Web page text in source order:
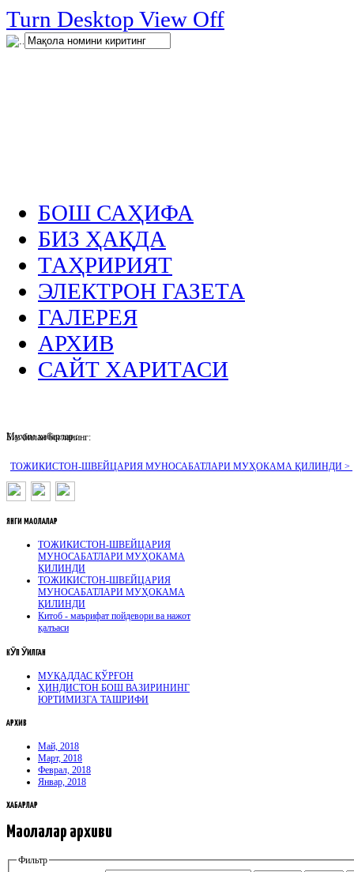
Turn Desktop View Off
.
БОШ САҲИФА
БИЗ ҲАҚДА
ТАҲРИРИЯТ
ЭЛЕКТРОН ГАЗЕТА
ГАЛЕРЕЯ
АРХИВ
САЙТ ХАРИТАСИ
Муҳим хабарлар :
ТОЖИКИСТОН-ШВЕЙЦАРИЯ МУНОСАБАТЛАРИ МУҲОКАМА ҚИЛИНДИ >
Биз билан боғланинг:
ЯНГИ МАҚОЛАЛАР
ТОЖИКИСТОН-ШВЕЙЦАРИЯ
МУНОСАБАТЛАРИ МУҲОКАМА
ҚИЛИНДИ
ТОЖИКИСТОН-ШВЕЙЦАРИЯ
МУНОСАБАТЛАРИ МУҲОКАМА
ҚИЛИНДИ
Китоб - маърифат пойдевори ва нажот
қалъаси
КӮП ӮҚИЛГАН
МУҚАДДАС ҚЎРҒОН
ҲИНДИСТОН БОШ ВАЗИРИНИНГ
ЮРТИМИЗГА ТАШРИФИ
АРХИВ
Май, 2018
Март, 2018
Феврал, 2018
Январ, 2018
ХАБАРЛАР
Мақолалар архиви
Фильтр